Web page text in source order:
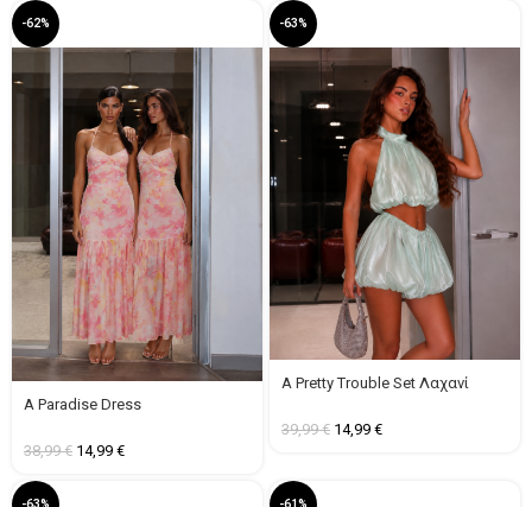
-62%
A Paradise Dress
38,99€ 14,99 €
-63%
A Pretty Trouble Set Λαχανί
39,99€ 14,99 €
-63% -61%